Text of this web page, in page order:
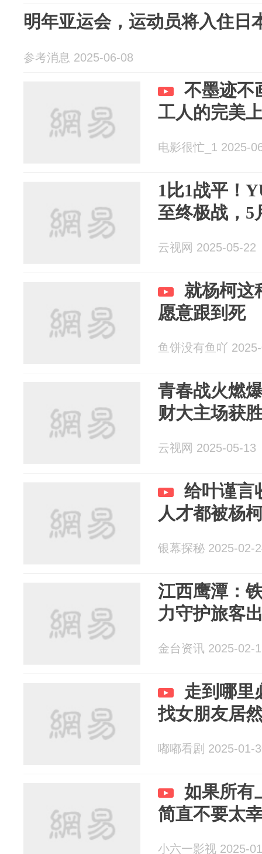
明年亚运会，运动员将入住日
参考消息 2025-06-08
不墨迹不
工人的完美
电影很忙_1 2025-
1比1战平！
至终极战，5
云视网 2025-05-22
就杨柯这
愿意跟到死
鱼饼没有鱼吖
青春战火燃
财大主场获
云视网 2025-05-13
给叶谨言
人才都被杨
银幕探秘 2025-02-
江西鹰潭：
力守护旅客
金台资讯 2025-02-
走到哪里
找女朋友居
嘟嘟看剧 2025-01-
如果所有
简直不要太
小六一影视 2025-